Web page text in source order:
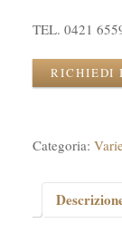
TEL. 0421
RICHIEDI
Categoria: